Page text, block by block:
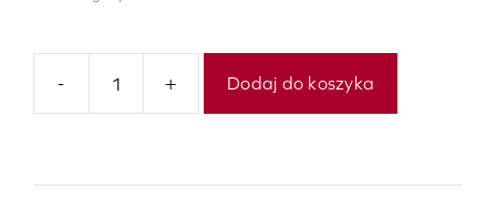
- + Dodaj do koszyka